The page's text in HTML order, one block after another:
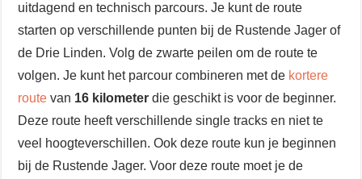
uitdagend en technisch parcours. Je kunt de route
starten op verschillende punten bij de Rustende Jager of
de Drie Linden. Volg de zwarte peilen om de route te
volgen. Je kunt het parcour combineren met de kortere
route van 16 kilometer die geschikt is voor de beginner.
Deze route heeft verschillende single tracks en niet te
veel hoogteverschillen. Ook deze route kun je beginnen
bij de Rustende Jager. Voor deze route moet je de